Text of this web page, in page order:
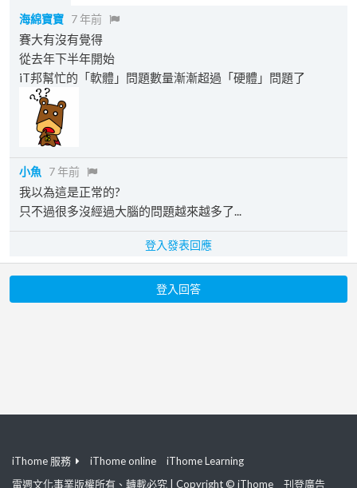
海綿寶寶 7 年前
賽大有沒有覺得
從去年下半年開始
iT邦幫忙的「軟體」問題數量漸漸超過「硬體」問題了
小魚 7 年前
我以為這是正常的?
只不過很多沒經過大腦的問題越來越多了...
登入發表回應
登入回答
iThome 服務 iThome online
iThome Learning
電週文化事業版權所有、轉載必究 | Copyright © iThome
刊登廣告